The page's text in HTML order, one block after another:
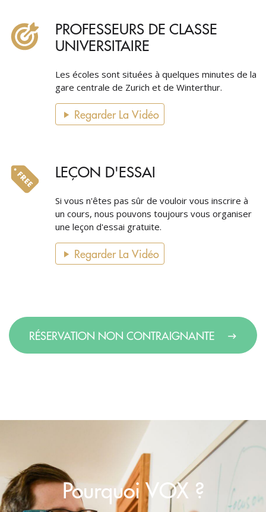
PROFESSEURS DE CLASSE
UNIVERSITAIRE
Les écoles sont situées à quelques minutes de la
gare centrale de Zurich et de Winterthur.
Regarder La Vidéo
LEÇON D'ESSAI
Si vous n'êtes pas sûr de vouloir vous inscrire à
un cours, nous pouvons toujours vous organiser
une leçon d'essai gratuite.
Regarder La Vidéo
RÉSERVATION NON CONTRAIGNANTE
Pourquoi VOX ?